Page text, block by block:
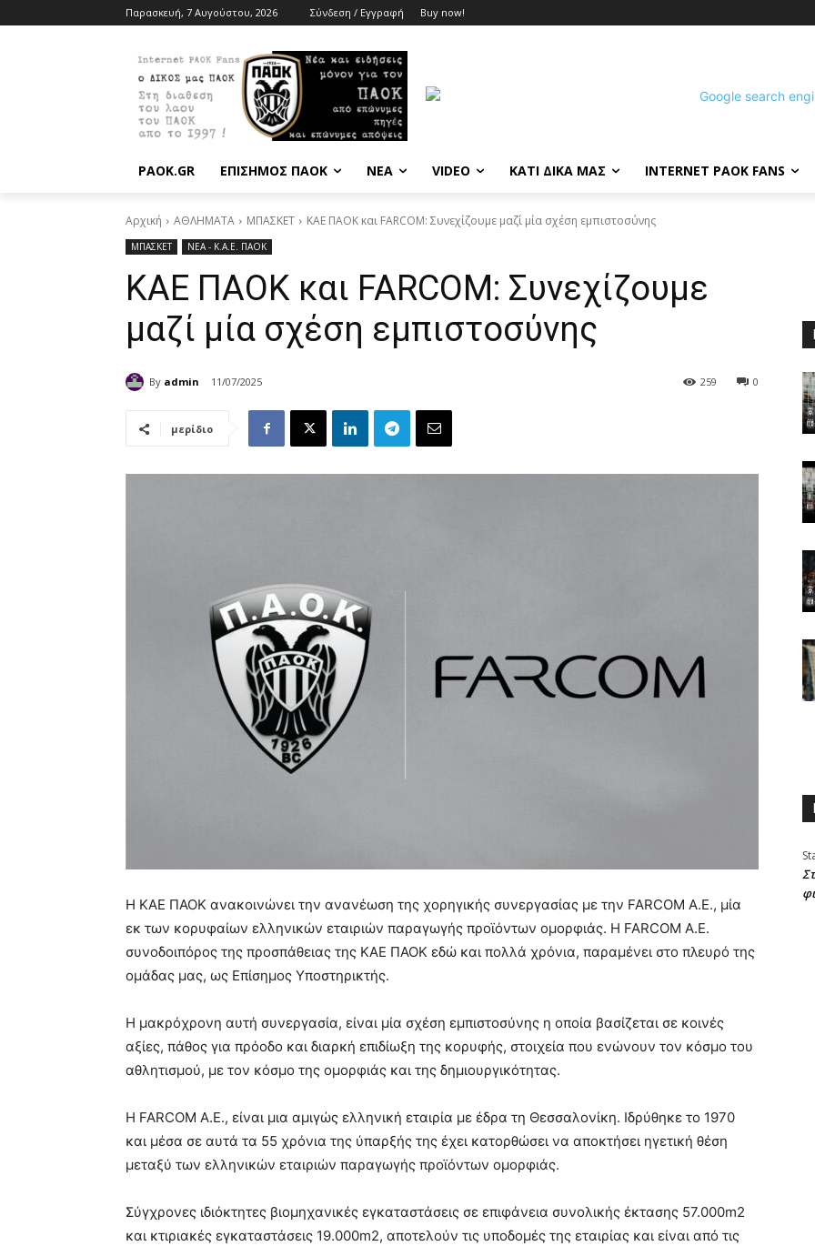
Παρασκευή, 7 Αυγούστου, 2026 Σύνδεση / Εγγραφή Buy now!
PAOK.GR ΕΠΙΣΗΜΟΣ ΠΑΟΚ ΝΕΑ VIDEO ΚΑΤΙ ΔΙΚΑ ΜΑΣ INTERNET PAOK FANS
Αρχική ΑΘΛΗΜΑΤΑ ΜΠΑΣΚΕΤ ΚΑΕ ΠΑΟΚ και FARCOM: Συνεχίζουμε μαζί μία σχέση εμπιστοσύνης
ΜΠΑΣΚΕΤ ΝΕΑ - Κ.Α.Ε. ΠΑΟΚ
ΚΑΕ ΠΑΟΚ και FARCOM: Συνεχίζουμε
μαζί μία σχέση εμπιστοσύνης
By admin 11/07/2025 0
259
μερίδιο
Η ΚΑΕ ΠΑΟΚ ανακοινώνει την ανανέωση της χορηγικής συνεργασίας με την FARCOM Α.Ε., μία
εκ των κορυφαίων ελληνικών εταιριών παραγωγής προϊόντων ομορφιάς. Η FARCOM Α.Ε.
συνοδοιπόρος της προσπάθειας της ΚΑΕ ΠΑΟΚ εδώ και πολλά χρόνια, παραμένει στο πλευρό της
ομάδας μας, ως Επίσημος Υποστηρικτής.
Η μακρόχρονη αυτή συνεργασία, είναι μία σχέση εμπιστοσύνης η οποία βασίζεται σε κοινές
αξίες, πάθος για πρόοδο και διαρκή επιδίωξη της κορυφής, στοιχεία που ενώνουν τον κόσμο του
αθλητισμού, με τον κόσμο της ομορφιάς και της δημιουργικότητας.
Η FARCOM Α.Ε., είναι μια αμιγώς ελληνική εταιρία με έδρα τη Θεσσαλονίκη. Ιδρύθηκε το 1970
και μέσα σε αυτά τα 55 χρόνια της ύπαρξής της έχει κατορθώσει να αποκτήσει ηγετική θέση
μεταξύ των ελληνικών εταιριών παραγωγής προϊόντων ομορφιάς.
Σύγχρονες ιδιόκτητες βιομηχανικές εγκαταστάσεις σε επιφάνεια συνολικής έκτασης 57.000m2
και κτιριακές εγκαταστάσεις 19.000m2, αποτελούν τις υποδομές της εταιρίας και είναι από τις